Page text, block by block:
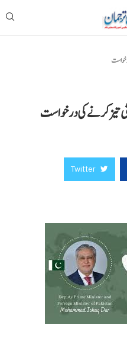
تیز کرنے کی درخواست
Twitter